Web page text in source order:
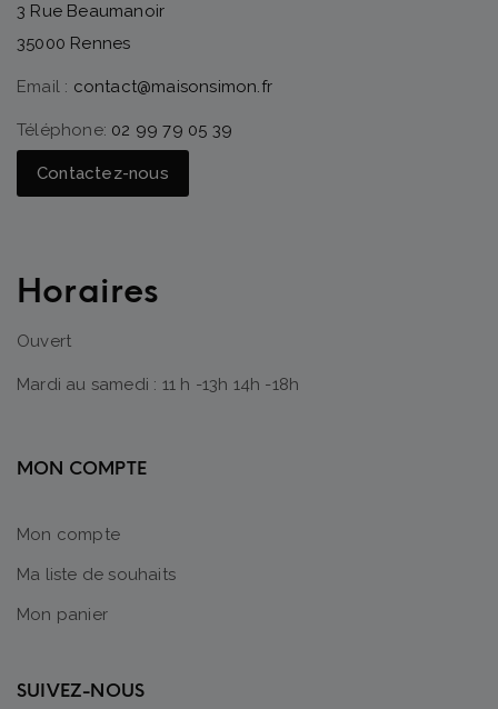
3 Rue Beaumanoir
35000 Rennes
Email : contact@maisonsimon.fr
Téléphone: 02 99 79 05 39
Contactez-nous
Horaires
Ouvert
Mardi au samedi : 11 h -13h 14h -18h
MON COMPTE
Mon compte
Ma liste de souhaits
Mon panier
SUIVEZ-NOUS